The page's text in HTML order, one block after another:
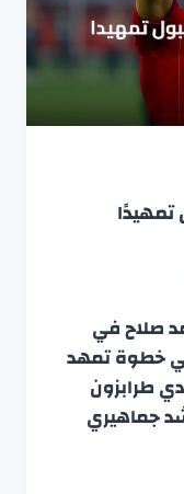
صلاح في
خطوة تمهد
طرابزون
جماهيري